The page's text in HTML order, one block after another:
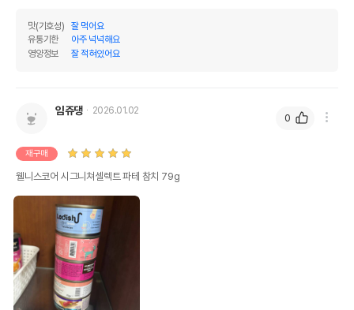
맛(기호성)
잘 먹어요
유통기한
아주 넉넉해요
영양정보
잘 적혀있어요
임쥬댕 2026.01.02
재구매
웰니스코어 시그니쳐셀렉트 파테 참치 79g
0